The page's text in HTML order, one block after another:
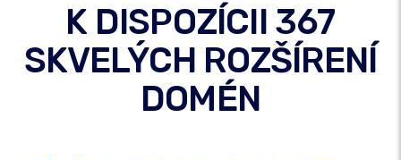
K DISPOZÍCII 367
SKVELÝCH ROZŠÍRENÍ
DOMÉN